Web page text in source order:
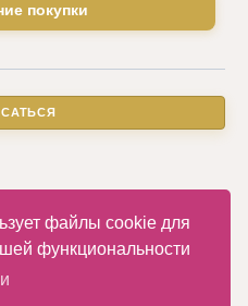
файлы cookie для
функциональности
покупки
|Hrvatski|Čeština |Dansk
keel
Norsk| Polski
|